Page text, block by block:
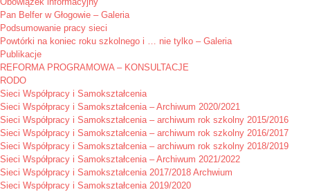
Pan Belfer w Głogowie – Galeria
Podsumowanie pracy sieci
Powtórki na koniec roku szkolnego i … nie tylko – Galeria
Publikacje
REFORMA PROGRAMOWA – KONSULTACJE
RODO
Sieci Współpracy i Samokształcenia
Sieci Współpracy i Samokształcenia – Archiwum 2020/2021
Sieci Współpracy i Samokształcenia – archiwum rok szkolny 2015/2016
Sieci Współpracy i Samokształcenia – archiwum rok szkolny 2016/2017
Sieci Współpracy i Samokształcenia – archiwum rok szkolny 2018/2019
Sieci Współpracy i Samokształcenia – Archiwum 2021/2022
Sieci Współpracy i Samokształcenia 2017/2018 Archwium
Sieci Współpracy i Samokształcenia 2019/2020